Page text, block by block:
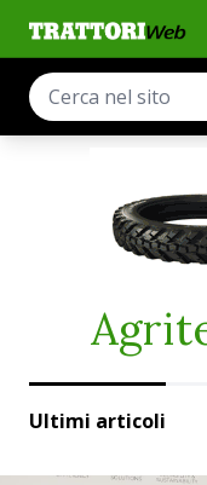
Ultimi articoli